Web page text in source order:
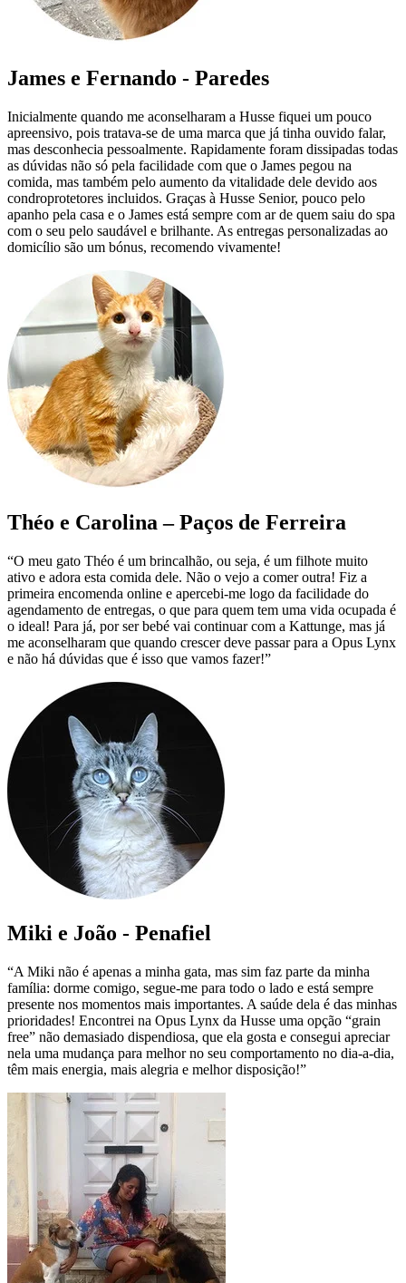
James e Fernando - Paredes
Inicialmente quando me aconselharam a Husse fiquei um pouco
apreensivo, pois tratava-se de uma marca que já tinha ouvido falar,
mas desconhecia pessoalmente. Rapidamente foram dissipadas todas
as dúvidas não só pela facilidade com que o James pegou na
comida, mas também pelo aumento da vitalidade dele devido aos
condroprotetores incluidos. Graças à Husse Senior, pouco pelo
apanho pela casa e o James está sempre com ar de quem saiu do spa
com o seu pelo saudável e brilhante. As entregas personalizadas ao
domicílio são um bónus, recomendo vivamente!
Théo e Carolina – Paços de Ferreira
“O meu gato Théo é um brincalhão, ou seja, é um filhote muito
ativo e adora esta comida dele. Não o vejo a comer outra! Fiz a
primeira encomenda online e apercebi-me logo da facilidade do
agendamento de entregas, o que para quem tem uma vida ocupada é
o ideal! Para já, por ser bebé vai continuar com a Kattunge, mas já
me aconselharam que quando crescer deve passar para a Opus Lynx
e não há dúvidas que é isso que vamos fazer!”
Miki e João - Penafiel
“A Miki não é apenas a minha gata, mas sim faz parte da minha
família: dorme comigo, segue-me para todo o lado e está sempre
presente nos momentos mais importantes. A saúde dela é das minhas
prioridades! Encontrei na Opus Lynx da Husse uma opção “grain
free” não demasiado dispendiosa, que ela gosta e consegui apreciar
nela uma mudança para melhor no seu comportamento no dia-a-dia,
têm mais energia, mais alegria e melhor disposição!”